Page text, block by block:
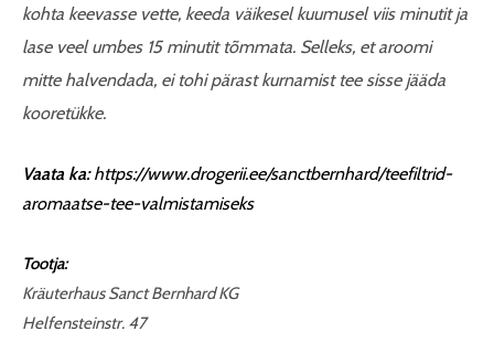
kohta keevasse vette, keeda väikesel kuumusel viis minutit ja
lase veel umbes 15 minutit tõmmata. Selleks, et aroomi
mitte halvendada, ei tohi pärast kurnamist tee sisse jääda
kooretükke.
Vaata ka: https://www.drogerii.ee/sanctbernhard/teefiltrid-
aromaatse-tee-valmistamiseks
Tootja:
Kräuterhaus Sanct Bernhard KG
Helfensteinstr. 47